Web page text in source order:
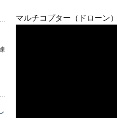
マルチコプター（ドローン
プター 操縦士・整備士｜募集情報’